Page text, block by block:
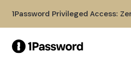
1Password Privileged Access: